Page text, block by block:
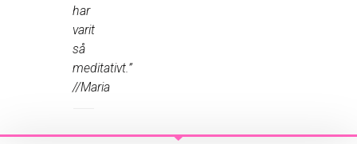
har
varit
så
meditativt.”
//Maria